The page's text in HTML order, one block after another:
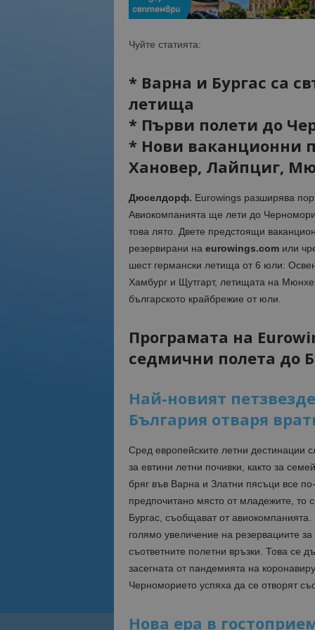
Чуйте статията:
* Варна и Бургас са
летища
* Първи полети до
* Нови ваканционни
Хановер, Лайпциг,
Дюселдорф. Eurowings разширява
Авиокомпанията ще лети до
това лято. Двете предстоящи
резервирани на eurowings.comили
шест германски летища от 6 юли:
Хамбург и Щутгарт, летищата на
българското крайбрежие от юли.
Програмата на
седмични полета до
Най-новият
България отваря
Сред европейските летни дестинации
за евтини летни почивки, както за
бряг във Варна и Златни пясъци все
предпочитано място от младежите, то
Бургас, съобщават от
голямо увеличение на резервациите
съответните полетни връзки. Това се
засегната от пандемията на
Черноморието успяха да се отворят
Нова ера в